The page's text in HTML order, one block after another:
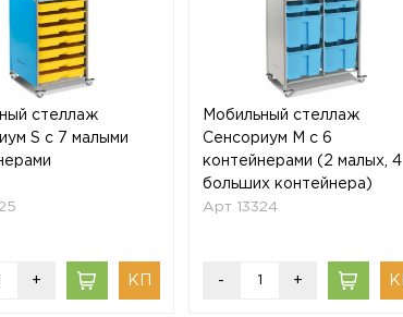
стеллаж
S с 7 малыми
+
Мобильный стеллаж
Сенсориум M с 6
контейнерами (2 малых, 4
больших контейнера)
Арт 13324
- +